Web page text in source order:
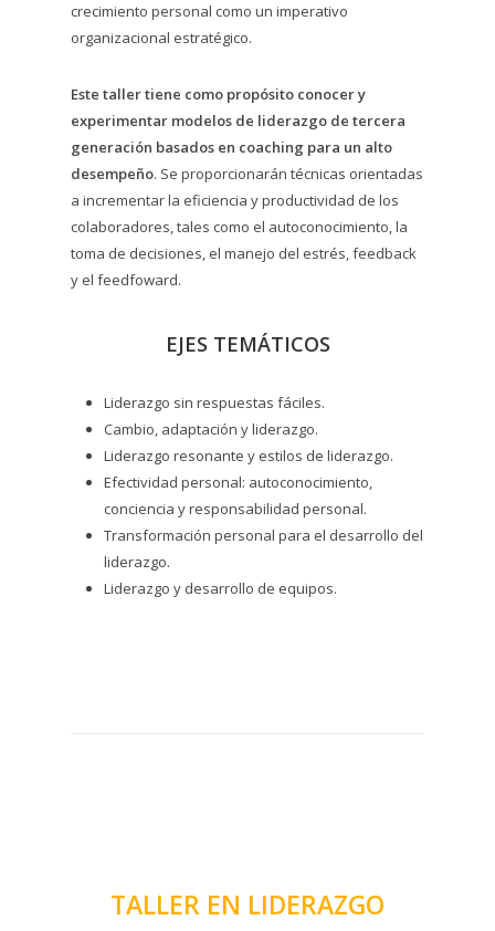
crecimiento personal como un imperativo
organizacional estratégico.
Este taller tiene como propósito conocer y
experimentar modelos de liderazgo de tercera
generación basados en coaching para un alto
desempeño. Se proporcionarán técnicas orientadas
a incrementar la eficiencia y productividad de los
colaboradores, tales como el autoconocimiento, la
toma de decisiones, el manejo del estrés, feedback
y el feedfoward.
EJES TEMÁTICOS
Liderazgo sin respuestas fáciles.
Cambio, adaptación y liderazgo.
Liderazgo resonante y estilos de liderazgo.
Efectividad personal: autoconocimiento,
conciencia y responsabilidad personal.
Transformación personal para el desarrollo del
liderazgo.
Liderazgo y desarrollo de equipos.
TALLER EN LIDERAZGO